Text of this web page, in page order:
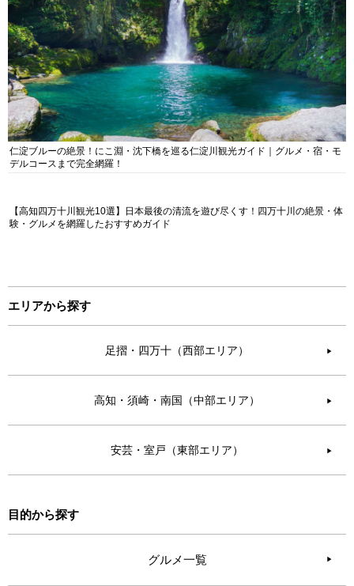
仁淀ブルーの絶景！にこ淵・沈下橋を巡る仁淀川観光ガイド｜グルメ・宿・モ
デルコースまで完全網羅！
【高知四万十川観光10選】日本最後の清流を遊び尽くす！四万十川の絶景・体
験・グルメを網羅したおすすめガイド
エリアから探す
足摺・四万十（西部エリア） ▶︎
高知・須崎・南国（中部エリア） ▶︎
安芸・室戸（東部エリア） ▶︎
目的から探す
グルメ一覧